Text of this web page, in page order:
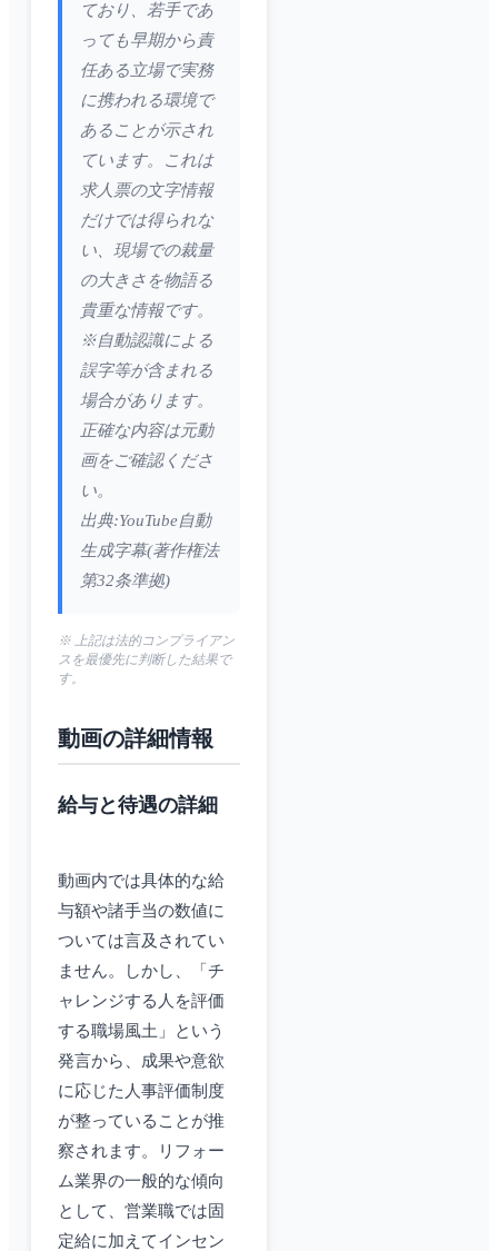
ており、若手であ
っても早期から責
任ある立場で実務
に携われる環境で
あることが示され
ています。これは
求人票の文字情報
だけでは得られな
い、現場での裁量
の大きさを物語る
貴重な情報です。
※自動認識による
誤字等が含まれる
場合があります。
正確な内容は元動
画をご確認くださ
い。
出典:YouTube自動
生成字幕(著作権法
第32条準拠)
※ 上記は法的コンプライアン
スを最優先に判断した結果で
す。
動画の詳細情報
給与と待遇の詳細
動画内では具体的な給
与額や諸手当の数値に
ついては言及されてい
ません。しかし、「チ
ャレンジする人を評価
する職場風土」という
発言から、成果や意欲
に応じた人事評価制度
が整っていることが推
察されます。リフォー
ム業界の一般的な傾向
として、営業職では固
定給に加えてインセン